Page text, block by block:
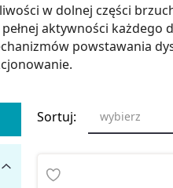
w dolnej części
aktywności
powstawania
Sortuj: wybierz